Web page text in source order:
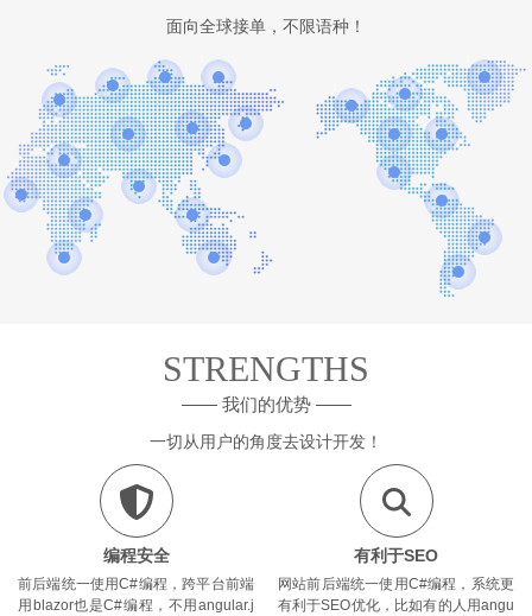
面向全球接单，不限语种！
STRENGTHS
—— 我们的优势 ——
一切从用户的角度去设计开发！
编程安全
前后端统一使用C#编程，跨平台前端
用blazor也是C#编程，不用angular.j
有利于SEO
网站前后端统一使用C#编程，系统更
有利于SEO优化，比如有的人用angu